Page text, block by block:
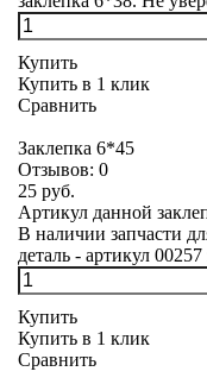
Купить
Купить в 1 клик
Сравнить
Заклепка 6*45
Отзывов: 0
25 руб.
Артикул данной
В наличии запчасти
деталь - артикул 00257
Купить
Купить в 1 клик
Сравнить